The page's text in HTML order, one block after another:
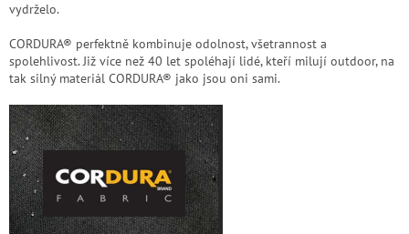
vydrželo.
CORDURA® perfektně kombinuje odolnost, všetrannost a
spolehlivost. Již více než 40 let spoléhají lidé, kteří milují outdoor, na
tak silný materiál CORDURA® jako jsou oni sami.